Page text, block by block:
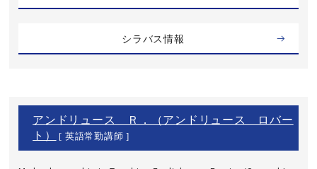
シラバス情報
アンドリュース Ｒ．（アンドリュース ロバー
ト）
[ 英語常勤講師 ]